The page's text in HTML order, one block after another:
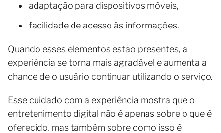
adaptação para dispositivos móveis,
facilidade de acesso às informações.
Quando esses elementos estão presentes, a
experiência se torna mais agradável e aumenta a
chance de o usuário continuar utilizando o serviço.
Esse cuidado com a experiência mostra que o
entretenimento digital não é apenas sobre o que é
oferecido, mas também sobre como isso é